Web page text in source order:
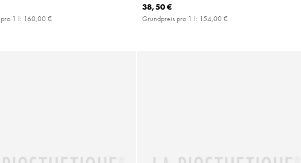
1 l: 160,00 €
38,50 €
Grundpreis pro 1 l: 154,00 €